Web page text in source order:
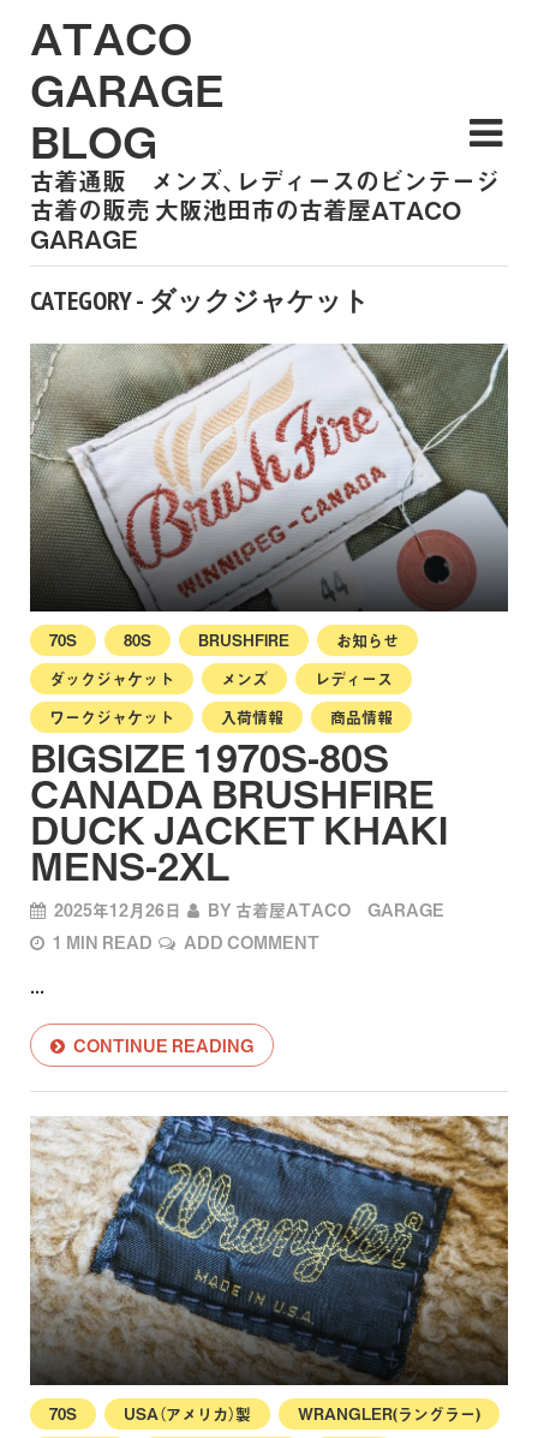
ATACO
GARAGE
BLOG
古着通販 メンズ、レディースのビンテージ
古着の販売 大阪池田市の古着屋ATACO
GARAGE
CATEGORY - ダックジャケット
70S 80S BRUSHFIRE
お知らせ
ダックジャケット
メンズ
レディース
ワークジャケット
入荷情報 商品情報
BIGSIZE 1970S-80S
CANADA BRUSHFIRE
DUCK JACKET KHAKI
MENS-2XL
2025年12月26日 BY 古着屋ATACO GARAGE
1 MIN READ
ADD COMMENT
...
CONTINUE READING
70S USA（アメリカ）製
WRANGLER(ラングラー)